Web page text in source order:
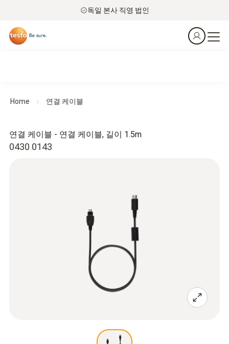
독일 본사 직영 법인
Home 연결 케이블
0430 0143
연결 케이블 - 연결 케이블, 길이 1.5m